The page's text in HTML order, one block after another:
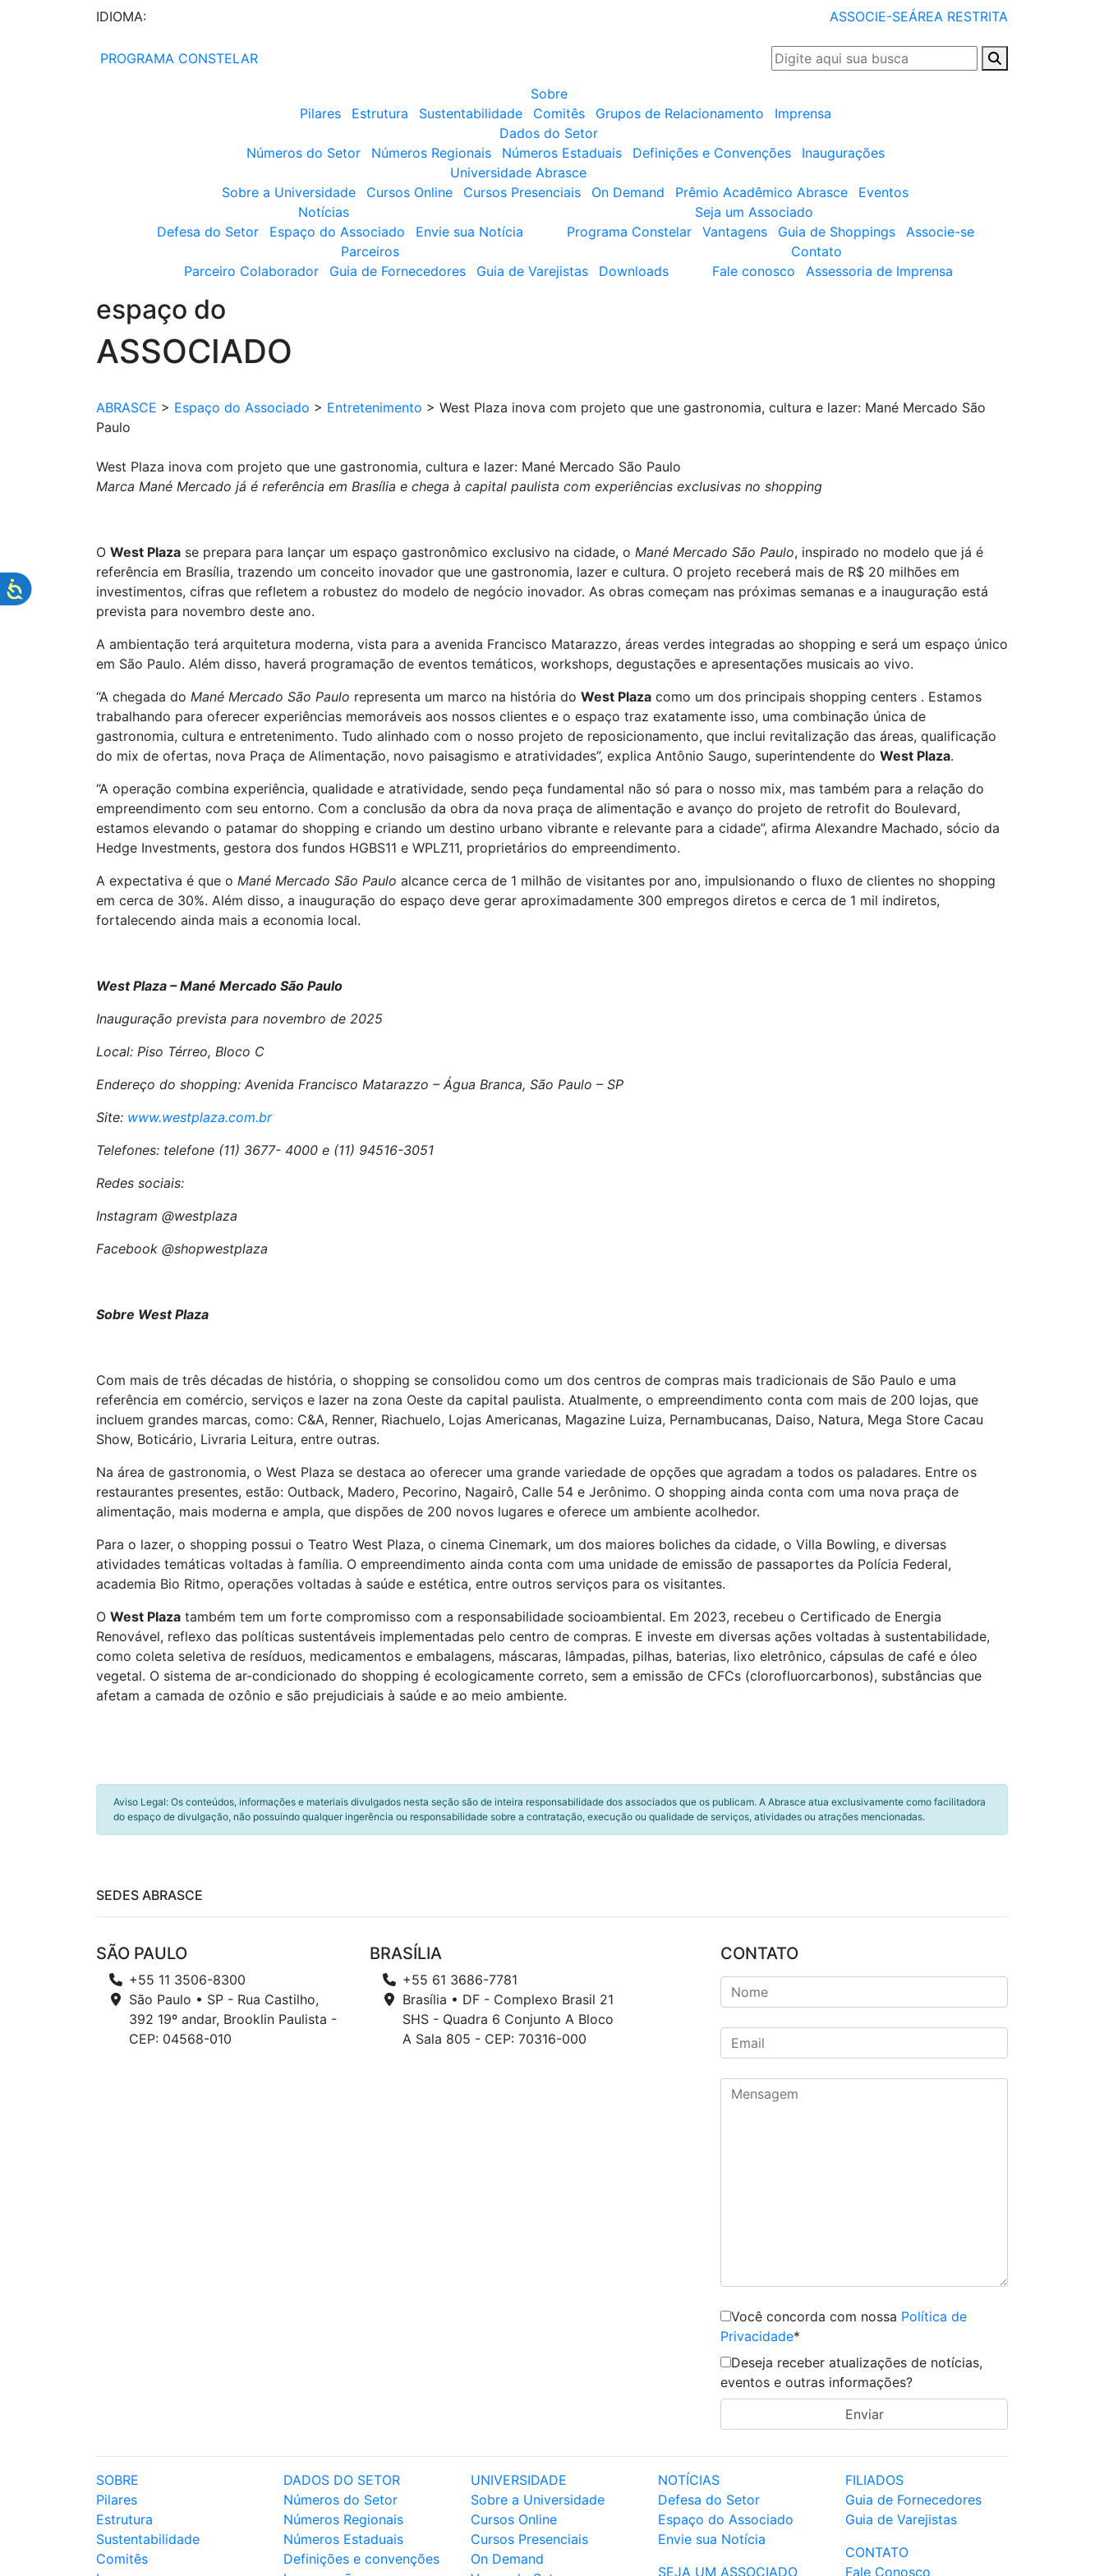
IDIOMA: ASSOCIE-SEÁREA RESTRITA
PROGRAMA CONSTELAR
Sobre
Pilares
Estrutura Sustentabilidade Comitês Grupos de Relacionamento
Imprensa
Dados do Setor
Números do Setor
Números Regionais Números Estaduais Definições e Convenções
Inaugurações
Universidade Abrasce
Sobre a Universidade
Cursos Online Cursos Presenciais On Demand Prêmio Acadêmico Abrasce
Eventos
Notícias
Defesa do Setor
Espaço do Associado Envie sua Notícia
Seja um Associado
Programa Constelar
Vantagens Guia de Shoppings
Associe-se
Parceiros
Parceiro Colaborador
Guia de Fornecedores Guia de Varejistas Downloads
Contato
Fale conosco
Assessoria de Imprensa
espaço do
ASSOCIADO
ABRASCE > Espaço do Associado > Entretenimento > West Plaza inova com projeto que une gastronomia, cultura e lazer: Mané Mercado São
Paulo
West Plaza inova com projeto que une gastronomia, cultura e lazer: Mané Mercado São Paulo
Marca Mané Mercado já é referência em Brasília e chega à capital paulista com experiências exclusivas no shopping
O West Plaza se prepara para lançar um espaço gastronômico exclusivo na cidade, o Mané Mercado São Paulo, inspirado no modelo que já é
referência em Brasília, trazendo um conceito inovador que une gastronomia, lazer e cultura. O projeto receberá mais de R$ 20 milhões em
investimentos, cifras que refletem a robustez do modelo de negócio inovador. As obras começam nas próximas semanas e a inauguração está
prevista para novembro deste ano.
A ambientação terá arquitetura moderna, vista para a avenida Francisco Matarazzo, áreas verdes integradas ao shopping e será um espaço único
em São Paulo. Além disso, haverá programação de eventos temáticos, workshops, degustações e apresentações musicais ao vivo.
“A chegada do Mané Mercado São Paulo representa um marco na história do West Plaza como um dos principais shopping centers . Estamos
trabalhando para oferecer experiências memoráveis aos nossos clientes e o espaço traz exatamente isso, uma combinação única de
gastronomia, cultura e entretenimento. Tudo alinhado com o nosso projeto de reposicionamento, que inclui revitalização das áreas, qualificação
do mix de ofertas, nova Praça de Alimentação, novo paisagismo e atratividades”, explica Antônio Saugo, superintendente do West Plaza.
“A operação combina experiência, qualidade e atratividade, sendo peça fundamental não só para o nosso mix, mas também para a relação do
empreendimento com seu entorno. Com a conclusão da obra da nova praça de alimentação e avanço do projeto de retrofit do Boulevard,
estamos elevando o patamar do shopping e criando um destino urbano vibrante e relevante para a cidade”, afirma Alexandre Machado, sócio da
Hedge Investments, gestora dos fundos HGBS11 e WPLZ11, proprietários do empreendimento.
A expectativa é que o Mané Mercado São Paulo alcance cerca de 1 milhão de visitantes por ano, impulsionando o fluxo de clientes no shopping
em cerca de 30%. Além disso, a inauguração do espaço deve gerar aproximadamente 300 empregos diretos e cerca de 1 mil indiretos,
fortalecendo ainda mais a economia local.
West Plaza – Mané Mercado São Paulo
Inauguração prevista para novembro de 2025
Local: Piso Térreo, Bloco C
Endereço do shopping: Avenida Francisco Matarazzo – Água Branca, São Paulo – SP
Site: www.westplaza.com.br
Telefones: telefone (11) 3677- 4000 e (11) 94516-3051
Redes sociais:
Instagram @westplaza
Facebook @shopwestplaza
Sobre West Plaza
Com mais de três décadas de história, o shopping se consolidou como um dos centros de compras mais tradicionais de São Paulo e uma
referência em comércio, serviços e lazer na zona Oeste da capital paulista. Atualmente, o empreendimento conta com mais de 200 lojas, que
incluem grandes marcas, como: C&A, Renner, Riachuelo, Lojas Americanas, Magazine Luiza, Pernambucanas, Daiso, Natura, Mega Store Cacau
Show, Boticário, Livraria Leitura, entre outras.
Na área de gastronomia, o West Plaza se destaca ao oferecer uma grande variedade de opções que agradam a todos os paladares. Entre os
restaurantes presentes, estão: Outback, Madero, Pecorino, Nagairô, Calle 54 e Jerônimo. O shopping ainda conta com uma nova praça de
alimentação, mais moderna e ampla, que dispões de 200 novos lugares e oferece um ambiente acolhedor.
Para o lazer, o shopping possui o Teatro West Plaza, o cinema Cinemark, um dos maiores boliches da cidade, o Villa Bowling, e diversas
atividades temáticas voltadas à família. O empreendimento ainda conta com uma unidade de emissão de passaportes da Polícia Federal,
academia Bio Ritmo, operações voltadas à saúde e estética, entre outros serviços para os visitantes.
O West Plaza também tem um forte compromisso com a responsabilidade socioambiental. Em 2023, recebeu o Certificado de Energia
Renovável, reflexo das políticas sustentáveis implementadas pelo centro de compras. E investe em diversas ações voltadas à sustentabilidade,
como coleta seletiva de resíduos, medicamentos e embalagens, máscaras, lâmpadas, pilhas, baterias, lixo eletrônico, cápsulas de café e óleo
vegetal. O sistema de ar-condicionado do shopping é ecologicamente correto, sem a emissão de CFCs (clorofluorcarbonos), substâncias que
afetam a camada de ozônio e são prejudiciais à saúde e ao meio ambiente.
Aviso Legal: Os conteúdos, informações e materiais divulgados nesta seção são de inteira responsabilidade dos associados que os publicam. A Abrasce atua exclusivamente como facilitadora
do espaço de divulgação, não possuindo qualquer ingerência ou responsabilidade sobre a contratação, execução ou qualidade de serviços, atividades ou atrações mencionadas.
SEDES ABRASCE
SÃO PAULO
+55 11 3506-8300
São Paulo • SP - Rua Castilho,
392 19º andar, Brooklin Paulista -
CEP: 04568-010
BRASÍLIA
+55 61 3686-7781
Brasília • DF - Complexo Brasil 21
SHS - Quadra 6 Conjunto A Bloco
A Sala 805 - CEP: 70316-000
CONTATO
Você concorda com nossa Política de
Privacidade*
Deseja receber atualizações de notícias,
eventos e outras informações?
SOBRE
Pilares
Estrutura
Sustentabilidade
Comitês
DADOS DO SETOR
Números do Setor
Números Regionais
Números Estaduais
Definições e convenções
UNIVERSIDADE
Sobre a Universidade
Cursos Online
Cursos Presenciais
On Demand
NOTÍCIAS
Defesa do Setor
Espaço do Associado
Envie sua Notícia
SEJA UM ASSOCIADO
FILIADOS
Guia de Fornecedores
Guia de Varejistas
CONTATO
Fale Conosco